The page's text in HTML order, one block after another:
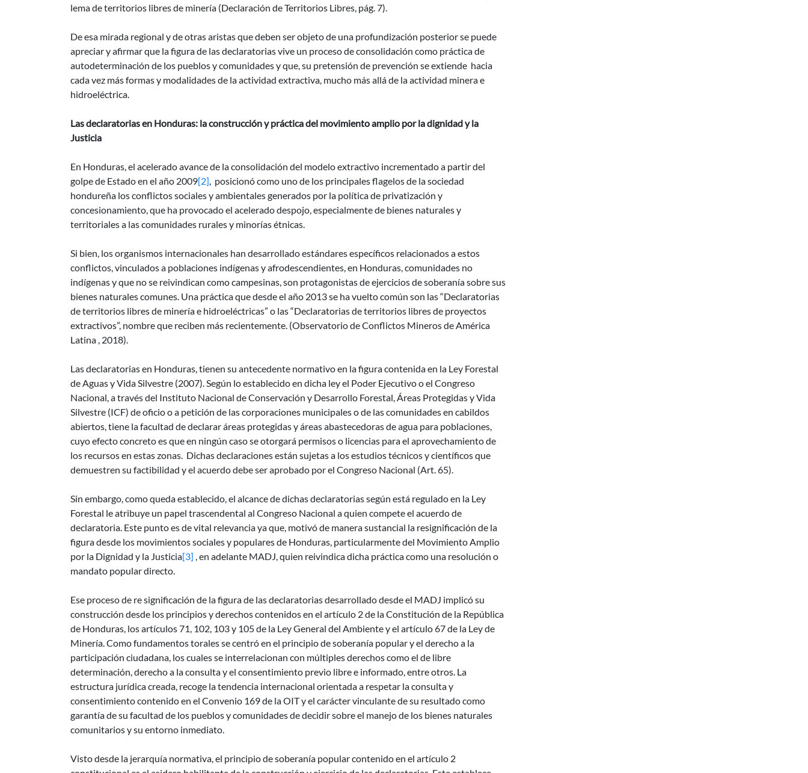
lema de territorios libres de minería (Declaración de Territorios Libres, pág. 7).
De esa mirada regional y de otras aristas que deben ser objeto de una profundización posterior se puede
apreciar y afirmar que la figura de las declaratorias vive un proceso de consolidación como práctica de
autodeterminación de los pueblos y comunidades y que, su pretensión de prevención se extiende hacia
cada vez más formas y modalidades de la actividad extractiva, mucho más allá de la actividad minera e
hidroeléctrica.
Las declaratorias en Honduras: la construcción y práctica del movimiento amplio por la dignidad y la
Justicia
En Honduras, el acelerado avance de la consolidación del modelo extractivo incrementado a partir del
golpe de Estado en el año 2009[2], posicionó como uno de los principales flagelos de la sociedad
hondureña los conflictos sociales y ambientales generados por la política de privatización y
concesionamiento, que ha provocado el acelerado despojo, especialmente de bienes naturales y
territoriales a las comunidades rurales y minorías étnicas.
Si bien, los organismos internacionales han desarrollado estándares específicos relacionados a estos
conflictos, vinculados a poblaciones indígenas y afrodescendientes, en Honduras, comunidades no
indígenas y que no se reivindican como campesinas, son protagonistas de ejercicios de soberanía sobre sus
bienes naturales comunes. Una práctica que desde el año 2013 se ha vuelto común son las “Declaratorias
de territorios libres de minería e hidroeléctricas” o las “Declaratorias de territorios libres de proyectos
extractivos”, nombre que reciben más recientemente. (Observatorio de Conflictos Mineros de América
Latina , 2018).
Las declaratorias en Honduras, tienen su antecedente normativo en la figura contenida en la Ley Forestal
de Aguas y Vida Silvestre (2007). Según lo establecido en dicha ley el Poder Ejecutivo o el Congreso
Nacional, a través del Instituto Nacional de Conservación y Desarrollo Forestal, Áreas Protegidas y Vida
Silvestre (ICF) de oficio o a petición de las corporaciones municipales o de las comunidades en cabildos
abiertos, tiene la facultad de declarar áreas protegidas y áreas abastecedoras de agua para poblaciones,
cuyo efecto concreto es que en ningún caso se otorgará permisos o licencias para el aprovechamiento de
los recursos en estas zonas. Di­chas declaraciones están sujetas a los estudios técnicos y científicos que
demuestren su factibilidad y el acuerdo debe ser aprobado por el Congreso Nacional (Art. 65).
Sin embargo, como queda establecido, el alcance de dichas declaratorias según está regulado en la Ley
Forestal le atribuye un papel trascendental al Congreso Nacional a quien compete el acuerdo de
declaratoria. Este punto es de vital relevancia ya que, motivó de manera sustancial la resignificación de la
figura desde los movimientos sociales y populares de Honduras, particularmente del Movimiento Amplio
por la Dignidad y la Justicia[3] , en adelante MADJ, quien reivindica dicha práctica como una resolución o
mandato popular directo.
Ese proceso de re significación de la figura de las declaratorias desarrollado desde el MADJ implicó su
construcción desde los principios y derechos contenidos en el artículo 2 de la Constitución de la República
de Honduras, los artículos 71, 102, 103 y 105 de la Ley General del Ambiente y el artículo 67 de la Ley de
Minería. Como fundamentos torales se centró en el principio de soberanía popular y el derecho a la
participación ciudadana, los cuales se interrelacionan con múltiples derechos como el de libre
determinación, derecho a la consulta y el consentimiento previo libre e informado, entre otros. La
estructura jurídica creada, recoge la tendencia internacional orientada a respetar la consulta y
consentimiento contenido en el Convenio 169 de la OIT y el carácter vinculante de su resultado como
garantía de su facultad de los pueblos y comunidades de decidir sobre el manejo de los bienes naturales
comunitarios y su entorno inmediato.
Visto desde la jerarquía normativa, el principio de soberanía popular contenido en el artículo 2